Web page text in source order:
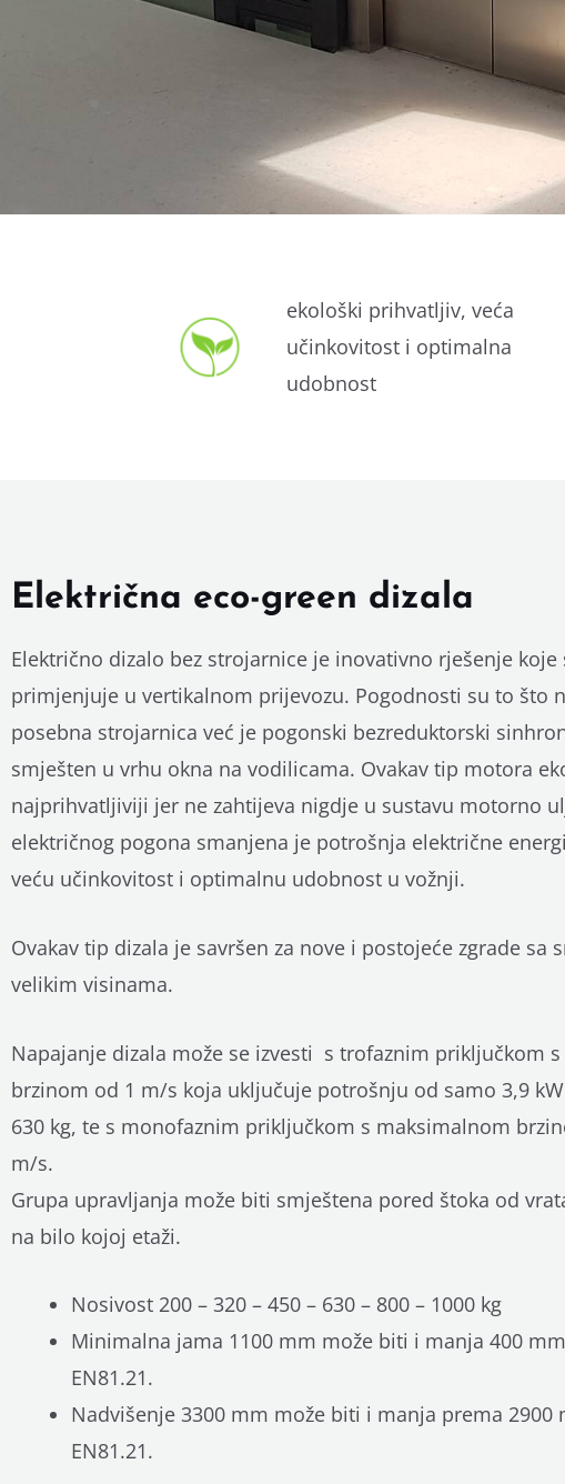
ekološki prihvatljiv, veća
učinkovitost i optimalna
udobnost
Električna eco-green dizala
Električno dizalo bez strojarnice je inovativno rješenje koje
primjenjuje u vertikalnom prijevozu. Pogodnosti su to što
posebna strojarnica već je pogonski bezreduktorski
smješten u vrhu okna na vodilicama. Ovakav tip motora
najprihvatljiviji jer ne zahtijeva nigdje u sustavu motorno
električnog pogona smanjena je potrošnja električne
veću učinkovitost i optimalnu udobnost u vožnji.
Ovakav tip dizala je savršen za nove i postojeće zgrade sa
velikim visinama.
Napajanje dizala može se izvesti s trofaznim priključkom
brzinom od 1 m/s koja uključuje potrošnju od samo 3,9
630 kg, te s monofaznim priključkom s maksimalnom
m/s.
Grupa upravljanja može biti smještena pored štoka od
na bilo kojoj etaži.
Nosivost 200 – 320 – 450 – 630 – 800 – 1000 kg
Minimalna jama 1100 mm može biti i manja 400
EN81.21.
Nadvišenje 3300 mm može biti i manja prema 2900
EN81.21.